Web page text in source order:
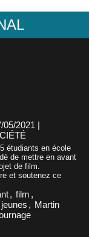
05/2021 |
étudiants en école
de mettre en avant
de film.
et soutenez ce
, film ,
jeunes , Martin